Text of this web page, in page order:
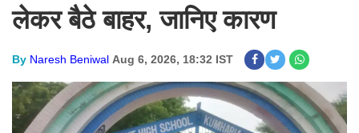
लेकर बैठे बाहर, जानिए कारण
By Naresh Beniwal Aug 6, 2026, 18:32 IST